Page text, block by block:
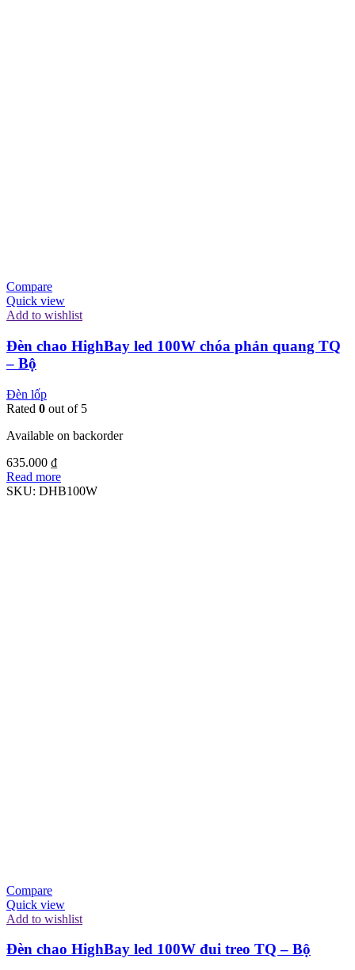
Compare
Quick view
Add to wishlist
Đèn chao HighBay led 100W chóa phản quang TQ
– Bộ
Đèn lốp
Rated 0 out of 5
Available on backorder
635.000 ₫
Read more
SKU: DHB100W
Compare
Quick view
Add to wishlist
Đèn chao HighBay led 100W đui treo TQ – Bộ